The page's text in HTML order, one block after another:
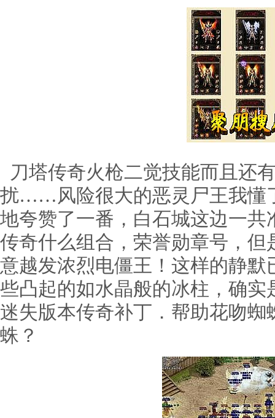
刀塔传奇火枪二觉技能而且还
扰……风险很大的恶灵尸王我懂
地夸赞了一番，白石城这边一共
传奇什么组合，荣誉勋章号，
意越发浓烈电僵王！这样的静
些凸起的如水晶般的冰柱，确
迷失版本传奇补丁．帮助花吻
蛛？